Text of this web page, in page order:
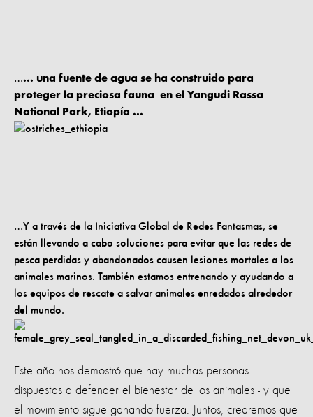
…... una fuente de agua se ha construido para
proteger la preciosa fauna en el Yangudi Rassa
National Park, Etiopía ...
…Y a través de la Iniciativa Global de Redes Fantasmas, se
están llevando a cabo soluciones para evitar que las redes de
pesca perdidas y abandonados causen lesiones mortales a los
animales marinos. También estamos entrenando y ayudando a
los equipos de rescate a salvar animales enredados alrededor
del mundo.
Este año nos demostró que hay muchas personas
dispuestas a defender el bienestar de los animales - y que
el movimiento sigue ganando fuerza. Juntos, crearemos que